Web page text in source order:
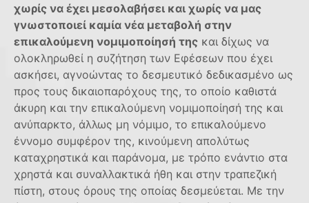
χωρίς να έχει μεσολαβήσει και χωρίς να μας
γνωστοποιεί καμία νέα μεταβολή στην
επικαλούμενη νομιμοποίησή της και δίχως να
ολοκληρωθεί η συζήτηση των Εφέσεων που έχει
ασκήσει, αγνοώντας το δεσμευτικό δεδικασμένο ως
προς τους δικαιοπαρόχους της, το οποίο καθιστά
άκυρη και την επικαλούμενη νομιμοποίησή της και
ανύπαρκτο, άλλως μη νόμιμο, το επικαλούμενο
έννομο συμφέρον της, κινούμενη απολύτως
καταχρηστικά και παράνομα, με τρόπο ενάντιο στα
χρηστά και συναλλακτικά ήθη και στην τραπεζική
πίστη, στους όρους της οποίας δεσμεύεται. Με την